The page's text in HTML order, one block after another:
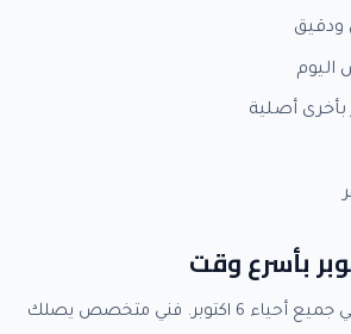
بأخرى أصلية
فريق صيانة مصر يغطي جميع أحياء 6 اكتوبر. فني متخصص يصلك